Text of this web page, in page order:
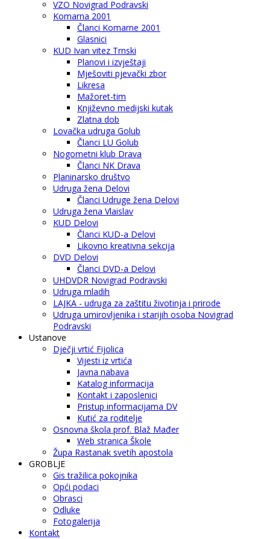
VZO Novigrad Podravski
Komarna 2001
Članci Komarne 2001
Glasnici
KUD Ivan vitez Trnski
Planovi i izvještaji
Mješoviti pjevački zbor
Likresa
Mažoret-tim
Književno medijski kutak
Zlatna dob
Lovačka udruga Golub
Članci LU Golub
Nogometni klub Drava
Članci NK Drava
Planinarsko društvo
Udruga žena Delovi
Članci Udruge žena Delovi
Udruga žena Vlaislav
KUD Delovi
Članci KUD-a Delovi
Likovno kreativna sekcija
DVD Delovi
Članci DVD-a Delovi
UHDVDR Novigrad Podravski
Udruga mladih
LAJKA - udruga za zaštitu životinja i prirode
Udruga umirovljenika i starijih osoba Novigrad
Podravski
Ustanove
Dječji vrtić Fijolica
Vijesti iz vrtića
Javna nabava
Katalog informacija
Kontakt i zaposlenici
Pristup informacijama DV
Kutić za roditelje
Osnovna škola prof. Blaž Mađer
Web stranica Škole
Župa Rastanak svetih apostola
GROBLJE
Gis tražilica pokojnika
Opći podaci
Obrasci
Odluke
Fotogalerija
Kontakt